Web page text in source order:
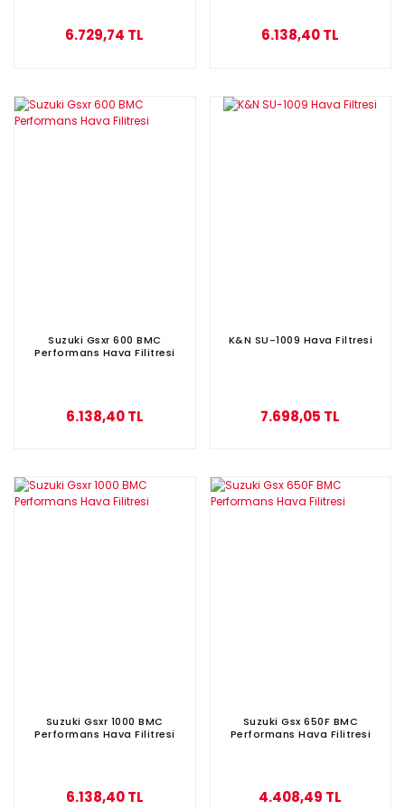
6.729,74 TL 6.138,40 TL
Suzuki Gsxr 600 BMC
Performans Hava Filitresi
6.138,40 TL
K&N SU-1009 Hava Filtresi
7.698,05 TL
Suzuki Gsxr 1000 BMC
Performans Hava Filitresi
6.138,40 TL
Suzuki Gsx 650F BMC
Performans Hava Filitresi
4.408,49 TL